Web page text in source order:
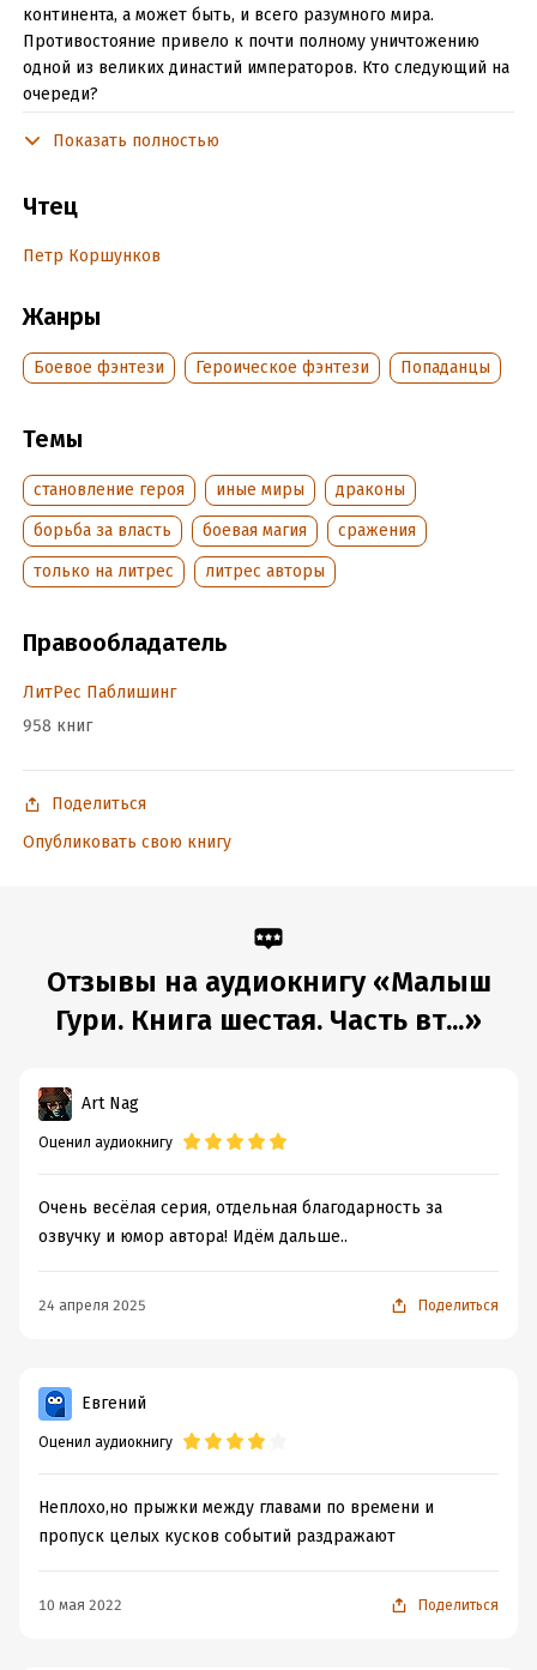
континента, а может быть, и всего разумного мира.
Противостояние привело к почти полному уничтожению
одной из великих династий императоров. Кто следующий на
очереди?
Вот только у основателя воюющего Ордена другие заботы…
будут сражаться сами за себя.
Удастся ли нашему герою восстановить мир на планете?
Подробная информация
Год издания:
Показать полностью
Чтец
Петр Коршунков
Жанры
Боевое фэнтези Героическое фэнтези Попаданцы
Темы
становление героя иные миры
драконы
борьба за власть
боевая магия
сражения
только на литрес
литрес авторы
Правообладатель
ЛитРес Паблишинг
958 книг
Поделиться
Опубликовать свою книгу
Отзывы на аудиокнигу «Малыш
Гури. Книга шестая. Часть вт...»
Art Nag
Оценил аудиокнигу
Очень весёлая серия, отдельная благодарность за
озвучку и юмор автора! Идём дальше..
24 апреля 2025 Поделиться
Евгений
Оценил аудиокнигу
Неплохо,но прыжки между главами по времени и
пропуск целых кусков событий раздражают
10 мая 2022 Поделиться